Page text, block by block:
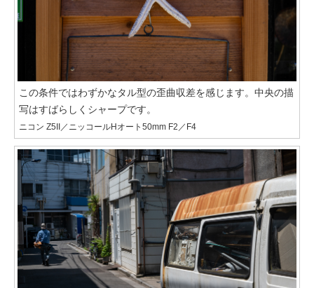
この条件ではわずかなタル型の歪曲収差を感じます。中央の描
写はすばらしくシャープです。
ニコン Z5II／ニッコールHオート50mm F2／F4